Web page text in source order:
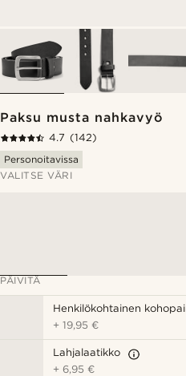
Paksu musta nahkavyö
4.7 (142)
Personoitavissa
VALITSE VÄRI
PÄIVITÄ
Henkilökohtainen
+19,95 €
Lahjalaatikko
+6,95 €